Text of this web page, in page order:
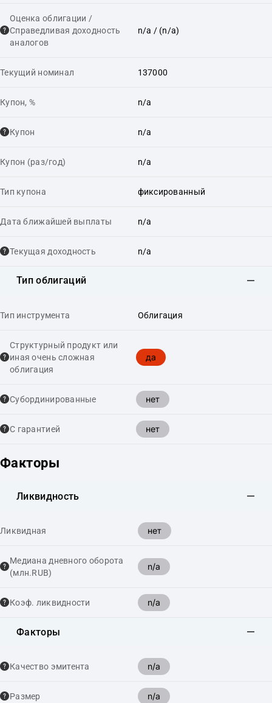
Оценка облигации /
Справедливая доходность
аналогов
n/a / (n/a)
Текущий номинал 137000
Купон, % n/a
Купон n/a
Купон (раз/год) n/a
Тип купона фиксированный
Дата ближайшей выплаты n/a
Текущая доходность n/a
Тип облигаций
Тип инструмента Облигация
Структурный продукт или
иная очень сложная
облигация
да
Cубординированные нет
С гарантией нет
Факторы
Ликвидность
Ликвидная нет
Медиана дневного оборота
(млн.RUB)
n/a
Коэф. ликвидности n/a
Факторы
Качество эмитента n/a
Размер n/a